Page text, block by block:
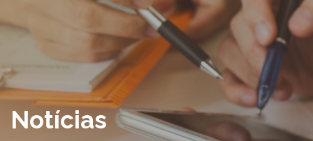
Notícias